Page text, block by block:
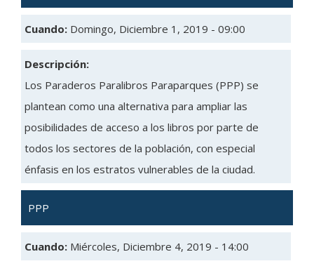
Cuando: Domingo, Diciembre 1, 2019 - 09:00
Descripción:
Los Paraderos Paralibros Paraparques (PPP) se
plantean como una alternativa para ampliar las
posibilidades de acceso a los libros por parte de
todos los sectores de la población, con especial
énfasis en los estratos vulnerables de la ciudad.
PPP
Cuando: Miércoles, Diciembre 4, 2019 - 14:00